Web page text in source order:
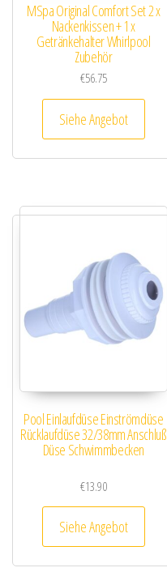
MSpa Original Comfort Set 2 x
Nackenkissen + 1 x
Getränkehalter Whirlpool
Zubehör
€56.75
Siehe Angebot
Pool Einlaufdüse Einströmdüse
Rücklaufdüse 32/38mm Anschluß
Düse Schwimmbecken
€13.90
Siehe Angebot